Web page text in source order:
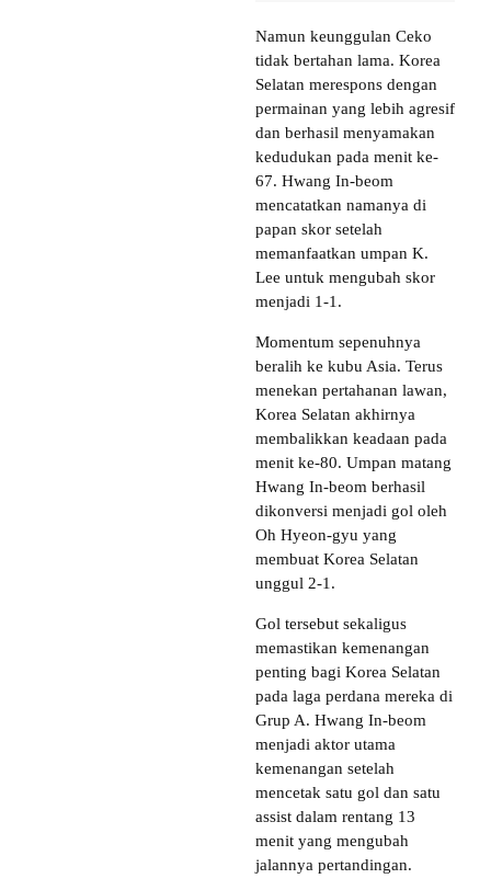
Namun keunggulan Ceko
tidak bertahan lama. Korea
Selatan merespons dengan
permainan yang lebih agresif
dan berhasil menyamakan
kedudukan pada menit ke-
67. Hwang In-beom
mencatatkan namanya di
papan skor setelah
memanfaatkan umpan K.
Lee untuk mengubah skor
menjadi 1-1.
Momentum sepenuhnya
beralih ke kubu Asia. Terus
menekan pertahanan lawan,
Korea Selatan akhirnya
membalikkan keadaan pada
menit ke-80. Umpan matang
Hwang In-beom berhasil
dikonversi menjadi gol oleh
Oh Hyeon-gyu yang
membuat Korea Selatan
unggul 2-1.
Gol tersebut sekaligus
memastikan kemenangan
penting bagi Korea Selatan
pada laga perdana mereka di
Grup A. Hwang In-beom
menjadi aktor utama
kemenangan setelah
mencetak satu gol dan satu
assist dalam rentang 13
menit yang mengubah
jalannya pertandingan.